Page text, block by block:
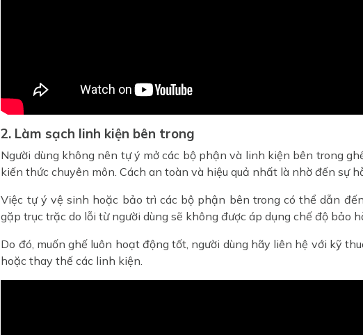
2. Làm sạch linh kiện bên trong
Người dùng không nên tự ý mở các bộ phận và linh kiện bên trong
kiến thức chuyên môn. Cách an toàn và hiệu quả nhất là nhờ đến sự
Việc tự ý vệ sinh hoặc bảo trì các bộ phận bên trong có thể dẫn
gặp trục trặc do lỗi từ người dùng sẽ không được áp dụng chế độ bảo
Do đó, muốn ghế luôn hoạt động tốt, người dùng hãy liên hệ với kỹ
hoặc thay thế các linh kiện.